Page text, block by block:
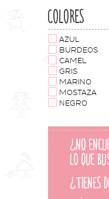
33
34
40
COLORES
AZUL
BURDEOS
CAMEL
GRIS
MARINO
MOSTAZA
NEGRO